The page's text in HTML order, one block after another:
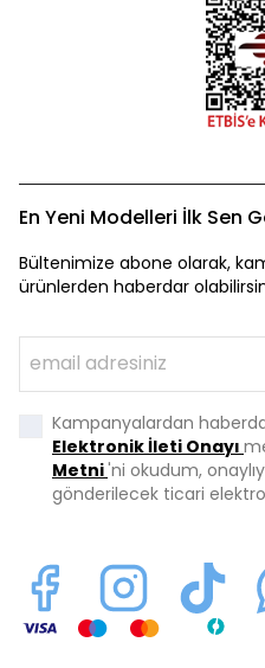
En Yeni Modelleri İlk Sen
Bültenimize abone olarak,
ürünlerden haberdar
Kampanyalardan
Elektronik İleti Onayı
Metni'ni okudum,
gönderilecek ticari